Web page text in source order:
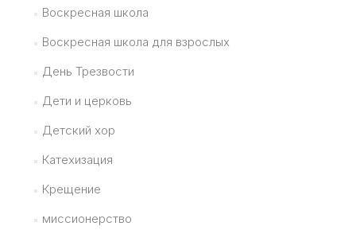
Воскресная школа
Воскресная школа для взрослых
День Трезвости
Дети и церковь
Детский хор
Катехизация
Крещение
миссионерство